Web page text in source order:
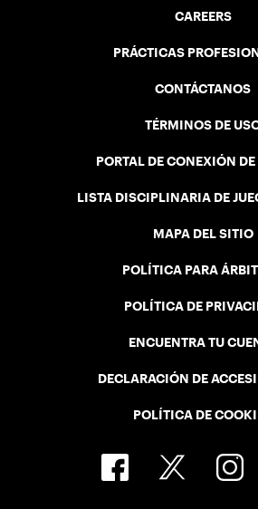
CAREERS
PRÁCTICAS
CONTÁCTANOS
TÉRMINOS DE
PORTAL DE CONEXIÓN DE
LISTA DISCIPLINARIA DE
MAPA DEL SITIO
POLÍTICA PARA
POLÍTICA DE
ENCUENTRA TU
DECLARACIÓN DE
POLÍTICA DE